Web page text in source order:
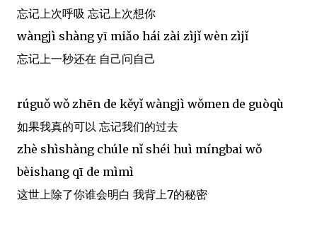
忘记上次呼吸 忘记上次想你
wàngjì shàng yī miǎo hái zài zìjǐ wèn zìjǐ
忘记上一秒还在 自己问自己
rúguǒ wǒ zhēn de kěyǐ wàngjì wǒmen de guòqù
如果我真的可以 忘记我们的过去
zhè shìshàng chúle nǐ shéi huì míngbai wǒ
bèishang qī de mìmì
这世上除了你谁会明白 我背上7的秘密